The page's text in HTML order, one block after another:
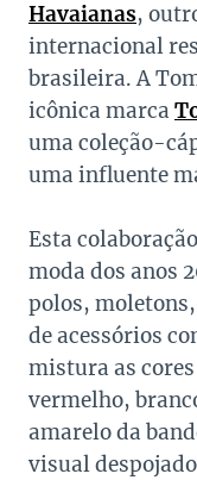
Havaianas,
internacional
brasileira. A
icônica marca
uma coleção-
uma influente
Esta
moda dos anos
polos,
de acessórios
mistura as
vermelho,
amarelo da
visual